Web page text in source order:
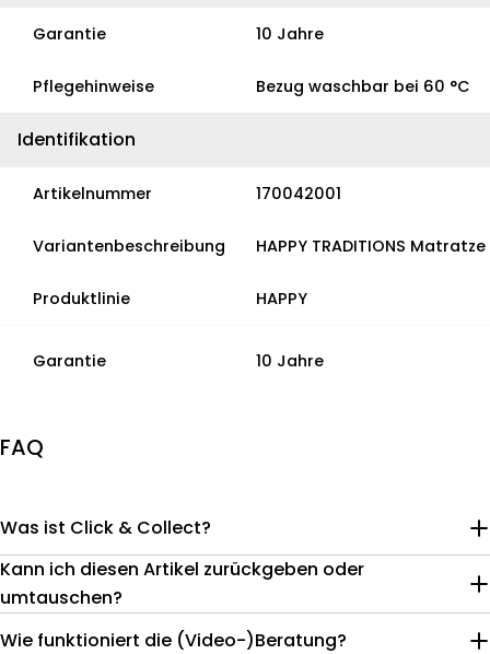
Garantie 10 Jahre
Pflegehinweise Bezug waschbar bei 60 °C
Identifikation
Artikelnummer 170042001
Variantenbeschreibung HAPPY TRADITIONS Matratze
Produktlinie HAPPY
Garantie 10 Jahre
FAQ
Was ist Click & Collect?
Kann ich diesen Artikel zurückgeben oder
umtauschen?
Wie funktioniert die (Video-)Beratung?